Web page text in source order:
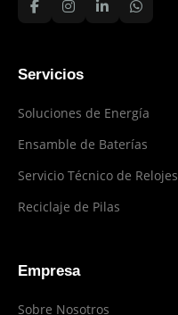
Servicios
Soluciones de Energía
Ensamble de Baterías
Servicio Técnico de Relojes
Reciclaje de Pilas
Empresa
Sobre Nosotros